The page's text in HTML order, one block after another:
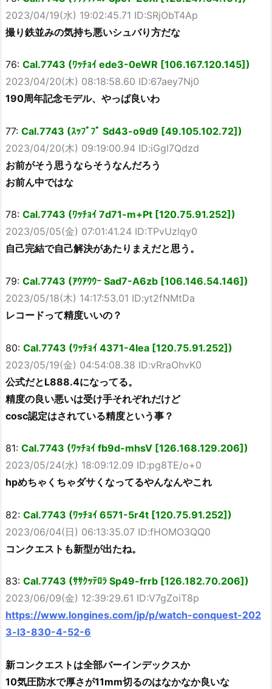
2023/04/19(水) 19:02:45.71 ID:SRjObT4Ap
撮り鉄並みの気持ち悪いシュバり方だな
76: Cal.7743 (ﾜｯﾁｮｲ ede3-0eWR [106.167.120.145])
2023/04/20(木) 08:18:58.60 ID:67aey7Nj0
190周年記念モデル、やっぱ良いわ
77: Cal.7743 (ｽｯﾌﾟﾌﾟ Sd43-o9d9 [49.105.102.72])
2023/04/20(木) 09:19:00.94 ID:iGgl7Qdzd
お前がそう思うならそうなんだろう
お前ん中ではな
78: Cal.7743 (ﾜｯﾁｮｲ 7d71-m+Pt [120.75.91.252])
2023/05/05(金) 07:01:41.24 ID:TPvUzlqy0
自己完結で自己解決があたりまえだと思う。
79: Cal.7743 (ｱｳｱｳｳｰ Sad7-A6zb [106.146.54.146])
2023/05/18(木) 14:17:53.01 ID:yt2fNMtDa
レコードって精度いいの？
80: Cal.7743 (ﾜｯﾁｮｲ 4371-4lea [120.75.91.252])
2023/05/19(金) 04:54:08.38 ID:vRraOhvK0
公式だとL888.4になってる。
精度の良い悪いは受け手それぞれだけど
cosc認定はされている精度という事？
81: Cal.7743 (ﾜｯﾁｮｲ fb9d-mhsV [126.168.129.206])
2023/05/24(水) 18:09:12.09 ID:pg8TE/o+0
hpめちゃくちゃダサくなってるやんなんやこれ
82: Cal.7743 (ﾜｯﾁｮｲ 6571-5r4t [120.75.91.252])
2023/06/04(日) 06:13:35.07 ID:fHOMO3QQ0
コンクエストも新型が出たね。
83: Cal.7743 (ｻｻｸｯﾃﾛﾗ Sp49-frrb [126.182.70.206])
2023/06/09(金) 12:39:29.61 ID:V7gZoiT8p
https://www.longines.com/jp/p/watch-conquest-202
3-l3-830-4-52-6
新コンクエストは全部バーインデックスか
10気圧防水で厚さが11mm切るのはなかなか良いな